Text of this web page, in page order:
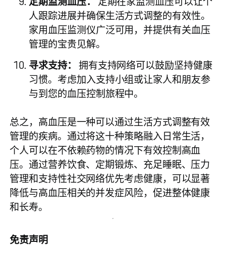
人跟踪进展并确保生活方式调整的有效性。
家用血压监测仪广泛可用，并提供有关血压
管理的宝贵见解。
寻求支持：
拥有支持网络可以鼓励坚持健康
习惯。考虑加入支持小组或让家人和朋友参
与到您的血压控制旅程中。
总之，高血压是一种可以通过生活方式调整有效
管理的疾病。通过将这十种策略融入日常生活，
个人可以在不依赖药物的情况下有效控制高血
压。通过营养饮食、定期锻炼、充足睡眠、压力
管理和支持性社交网络优先考虑健康，可以显著
降低与高血压相关的并发症风险，促进整体健康
和长寿。
免责声明